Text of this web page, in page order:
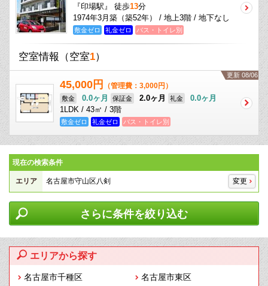
『印場駅』 徒歩13分
1974年3月築（築52年） / 地上3階 / 地下なし
敷金ゼロ 礼金ゼロ バス・トイレ別
空室情報 （空室1）
更新 08/06
45,000円 （管理費：3,000円）
敷金 0.0ヶ月 保証金 2.0ヶ月 礼金
0.0ヶ月
1LDK / 43㎡ / 3階
敷金ゼロ 礼金ゼロ バス・トイレ別
現在の検索条件
エリア 名古屋市守山区八剣 変更
さらに条件を絞り込む
エリアから探す
名古屋市千種区
名古屋市東区